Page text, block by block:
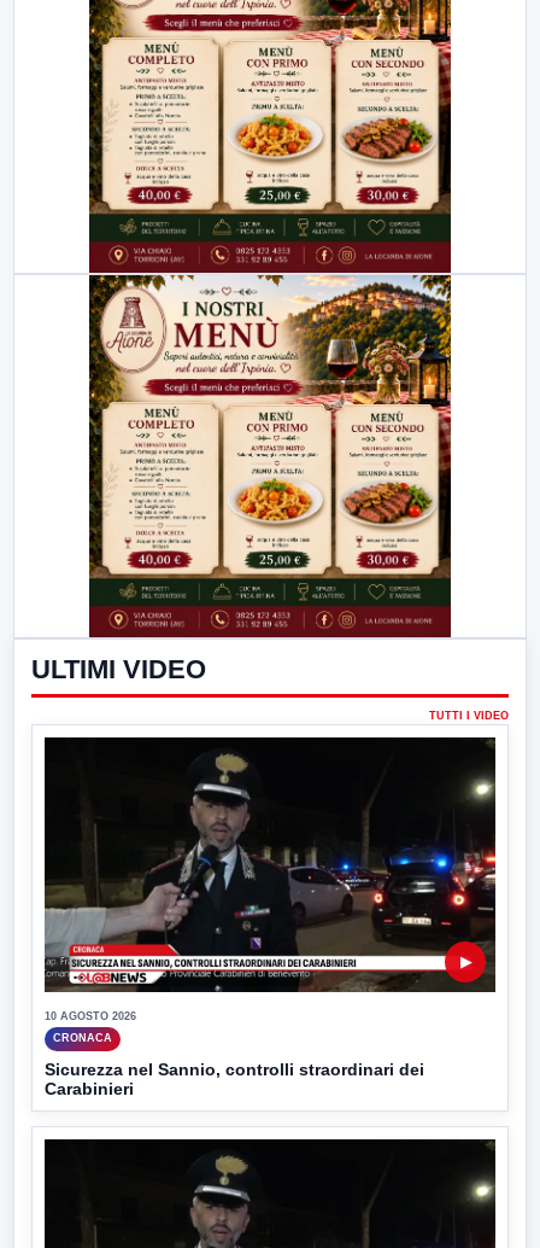
ULTIMI VIDEO
TUTTI I VIDEO
▶
10 AGOSTO 2026
CRONACA
Sicurezza nel Sannio, controlli straordinari dei
Carabinieri